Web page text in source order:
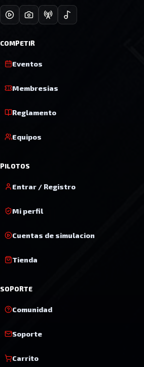
COMPETIR
Eventos
Membresias
Reglamento
Equipos
PILOTOS
Entrar / Registro
Mi perfil
Cuentas de simulacion
Tienda
SOPORTE
Comunidad
Soporte
Carrito